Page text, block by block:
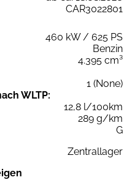
CAR3022801
460 kW / 625 PS
Benzin
4.395 cm³
1 (None)
WLTP:
12,8 l/100km
289 g/km
G
Zentrallager